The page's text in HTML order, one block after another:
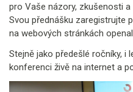
pro Vaše názory, zkušenosti
Svou přednášku zaregistrujte
na webových stránkách
Stejně jako předešlé ročníky, i
konferenci živě na internet a